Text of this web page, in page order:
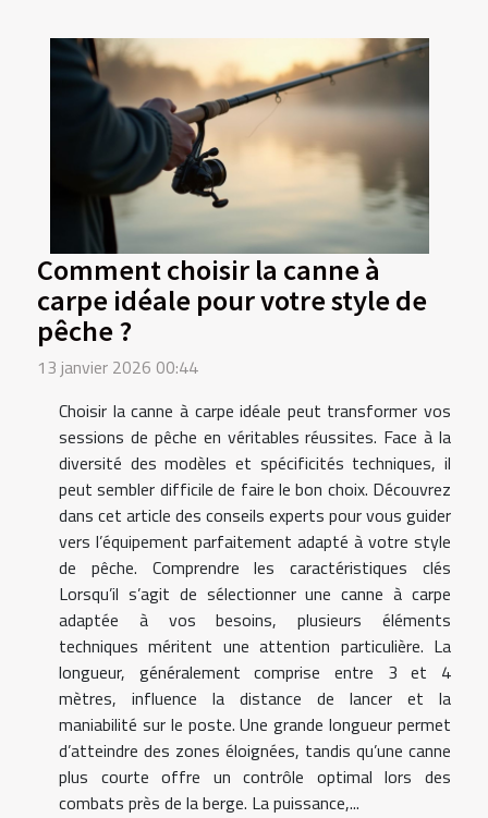
Comment choisir la canne à
carpe idéale pour votre style de
pêche ?
13 janvier 2026 00:44
Choisir la canne à carpe idéale peut transformer vos
sessions de pêche en véritables réussites. Face à la
diversité des modèles et spécificités techniques, il
peut sembler difficile de faire le bon choix. Découvrez
dans cet article des conseils experts pour vous guider
vers l’équipement parfaitement adapté à votre style
de pêche. Comprendre les caractéristiques clés
Lorsqu’il s’agit de sélectionner une canne à carpe
adaptée à vos besoins, plusieurs éléments
techniques méritent une attention particulière. La
longueur, généralement comprise entre 3 et 4
mètres, influence la distance de lancer et la
maniabilité sur le poste. Une grande longueur permet
d’atteindre des zones éloignées, tandis qu’une canne
plus courte offre un contrôle optimal lors des
combats près de la berge. La puissance,...